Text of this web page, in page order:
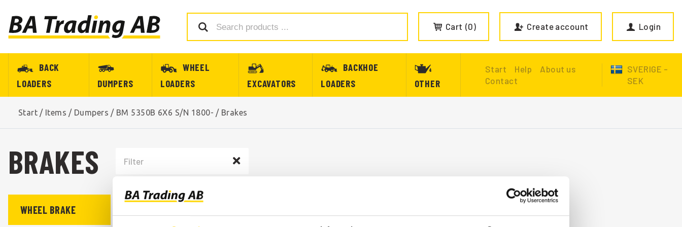
Cart 0 Create account Login
BACK
LOADERS
DUMPERS
WHEEL
LOADERS
EXCAVATORS
BACKHOE
LOADERS
OTHER
Start Help
About us
Contact
SVERIGE -
SEK
Start / Items / Dumpers / BM 5350B 6X6 S/N 1800- / Brakes
BRAKES
WHEEL BRAKE